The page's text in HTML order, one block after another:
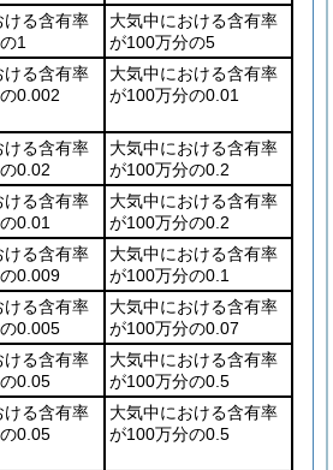
ける含有率
1
大気中における含有率
が100万分の5
ける含有率
0.002
大気中における含有率
が100万分の0.01
ける含有率
0.02
大気中における含有率
が100万分の0.2
ける含有率
0.01
大気中における含有率
が100万分の0.2
ける含有率
0.009
大気中における含有率
が100万分の0.1
ける含有率
0.005
大気中における含有率
が100万分の0.07
ける含有率
0.05
大気中における含有率
が100万分の0.5
ける含有率
0.05
大気中における含有率
が100万分の0.5